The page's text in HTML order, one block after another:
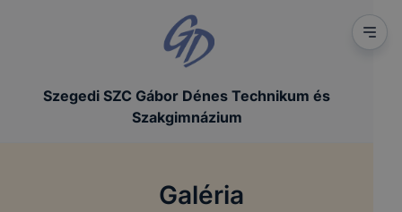
Szegedi SZC Gábor Dénes Technikum és
Szakgimnázium
Galéria